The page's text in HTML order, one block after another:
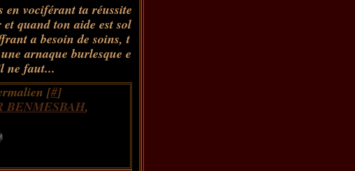
en vociférant ta réussite
quand ton aide est sol
a besoin de soins, t
arnaque burlesque e
ne faut...
[#]
BENMESBAH,